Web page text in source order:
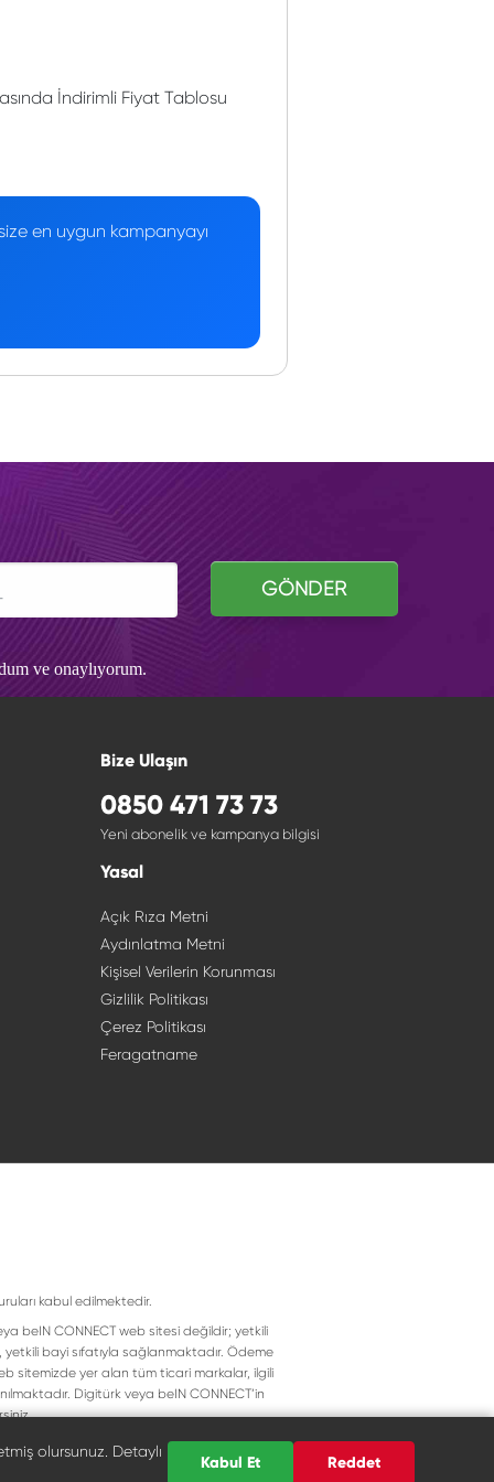
İndirimli Fiyat Tablosu
en uygun kampanyayı
GÖNDER
ve onaylıyorum.
Bize Ulaşın
0850 471 73 73
Yeni abonelik ve kampanya bilgisi
Yasal
Açık Rıza Metni
Aydınlatma Metni
Kişisel Verilerin Korunması
Gizlilik Politikası
Çerez Politikası
Feragatname
kabul edilmektedir.
beIN CONNECT web sitesi değildir; yetkili
yetkili bayi sıfatıyla sağlanmaktadır. Ödeme
sitemizde yer alan tüm ticari markalar, ilgili
Digitürk veya beIN CONNECT’in
olursunuz. Detaylı
Kabul Et Reddet